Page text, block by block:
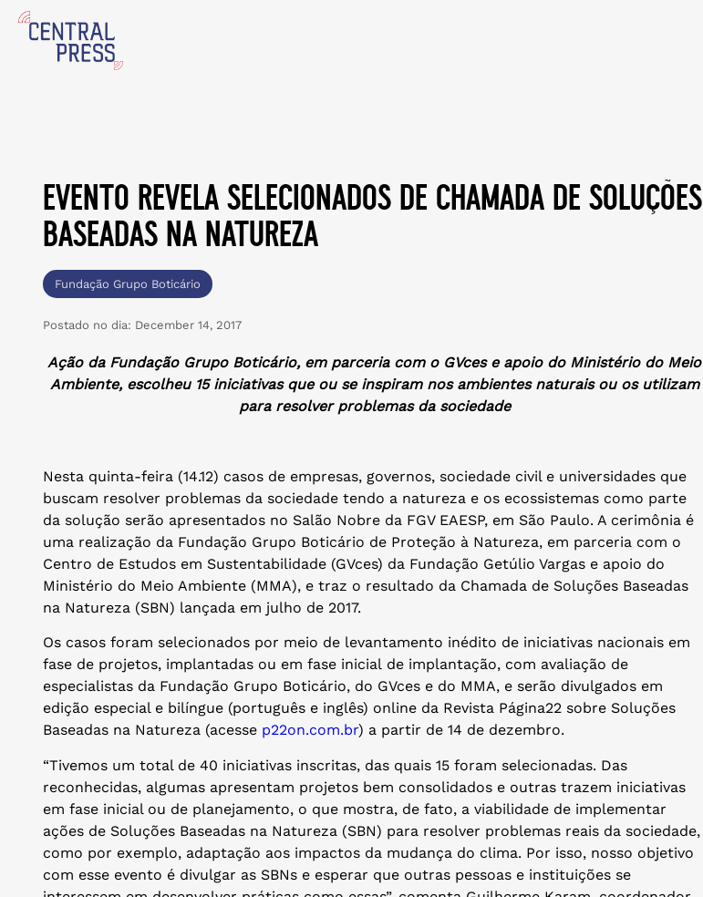
evento revela selecionados de chamada de soluções
baseadas na natureza
Fundação Grupo Boticário
Postado no dia: December 14, 2017
Ação da Fundação Grupo Boticário, em parceria com o GVces e apoio do Ministério do Meio
Ambiente, escolheu 15 iniciativas que ou se inspiram nos ambientes naturais ou os utilizam
para resolver problemas da sociedade
Nesta quinta-feira (14.12) casos de empresas, governos, sociedade civil e universidades que
buscam resolver problemas da sociedade tendo a natureza e os ecossistemas como parte
da solução serão apresentados no Salão Nobre da FGV EAESP, em São Paulo. A cerimônia é
uma realização da Fundação Grupo Boticário de Proteção à Natureza, em parceria com o
Centro de Estudos em Sustentabilidade (GVces) da Fundação Getúlio Vargas e apoio do
Ministério do Meio Ambiente (MMA), e traz o resultado da Chamada de Soluções Baseadas
na Natureza (SBN) lançada em julho de 2017.
Os casos foram selecionados por meio de levantamento inédito de iniciativas nacionais em
fase de projetos, implantadas ou em fase inicial de implantação, com avaliação de
especialistas da Fundação Grupo Boticário, do GVces e do MMA, e serão divulgados em
edição especial e bilíngue (português e inglês) online da Revista Página22 sobre Soluções
Baseadas na Natureza (acesse p22on.com.br) a partir de 14 de dezembro.
“Tivemos um total de 40 iniciativas inscritas, das quais 15 foram selecionadas. Das
reconhecidas, algumas apresentam projetos bem consolidados e outras trazem iniciativas
em fase inicial ou de planejamento, o que mostra, de fato, a viabilidade de implementar
ações de Soluções Baseadas na Natureza (SBN) para resolver problemas reais da sociedade,
como por exemplo, adaptação aos impactos da mudança do clima. Por isso, nosso objetivo
com esse evento é divulgar as SBNs e esperar que outras pessoas e instituições se